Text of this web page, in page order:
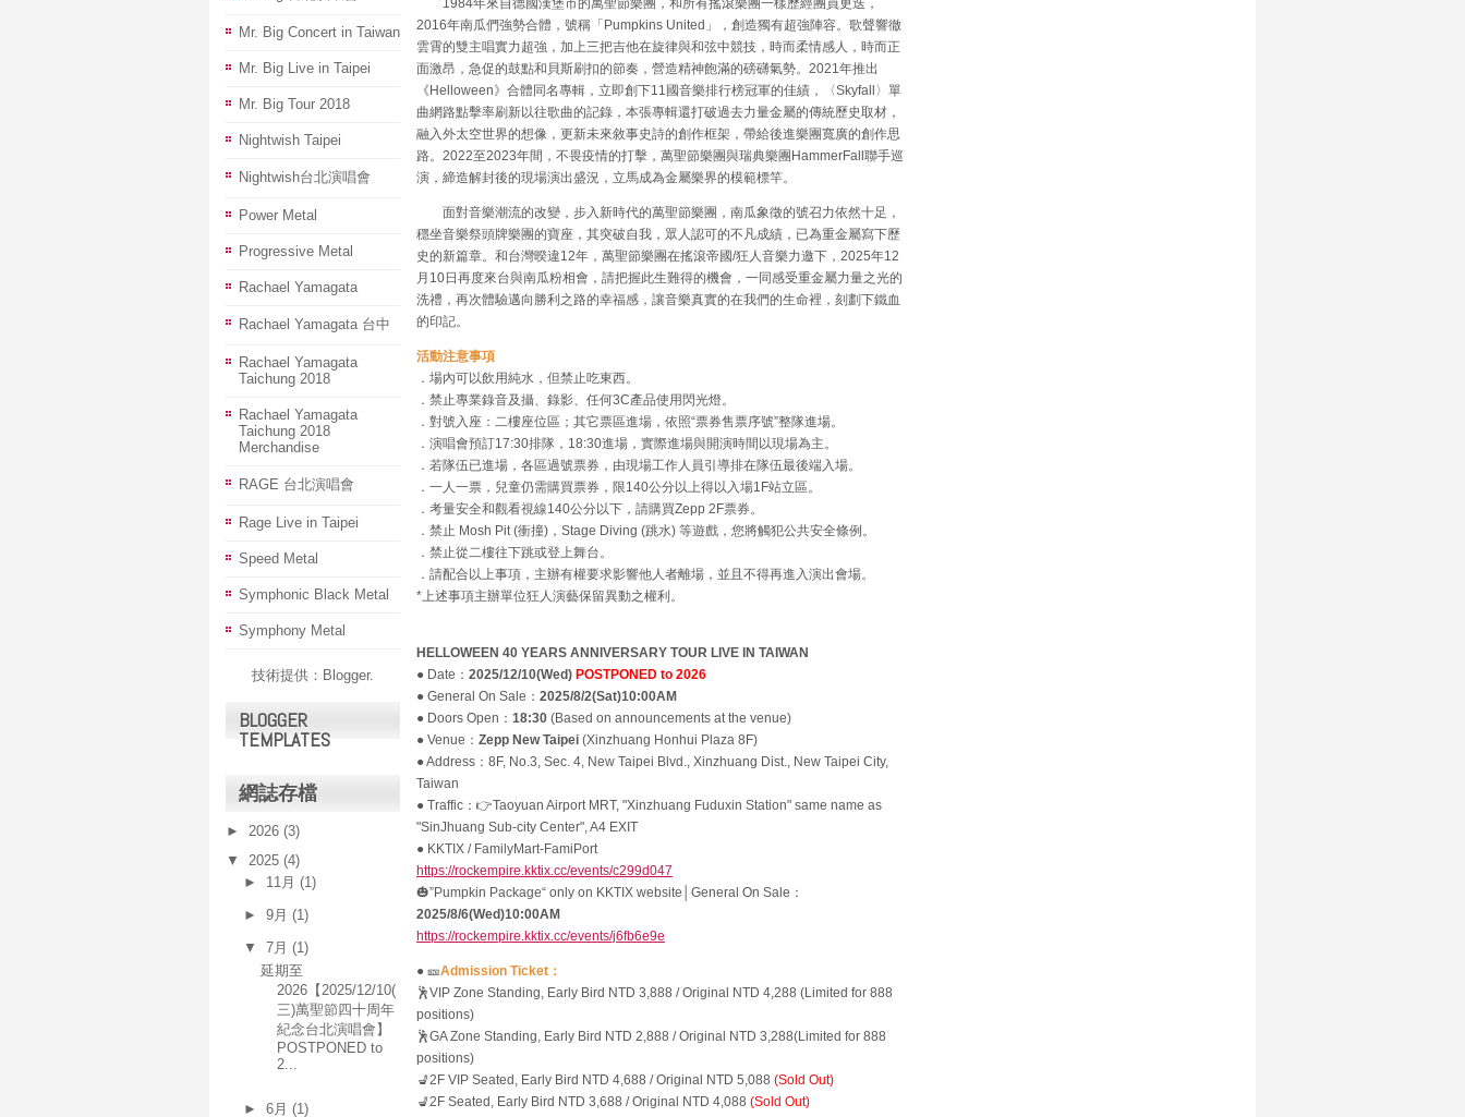
Mr. Big Concert in Taiwan
Mr. Big Live in Taipei
Mr. Big Tour 2018
Nightwish Taipei
Nightwish台北演唱會
Power Metal
Progressive Metal
Rachael Yamagata
Rachael Yamagata 台中
Rachael Yamagata
Taichung 2018
Rachael Yamagata
Taichung 2018
Merchandise
RAGE 台北演唱會
Rage Live in Taipei
Speed Metal
Symphonic Black Metal
Symphony Metal
技術提供： Blogger.
BLOGGER
TEMPLATES
網誌存檔
► 2026 (3)
▼ 2025 (4)
► 11月 (1)
► 9月 (1)
▼ 7月 (1)
延期至
2026【2025/12/10(
三)萬聖節四十周年
紀念台北演唱會】
POSTPONED to
2...
► 6月 (1)
1984年來自德國漢堡市的萬聖節樂團，和所有搖滾樂團一樣歷經團員更迭，
2016年南瓜們強勢合體，號稱「Pumpkins United」，創造獨有超強陣容。歌聲響徹
雲霄的雙主唱實力超強，加上三把吉他在旋律與和弦中競技，時而柔情感人，時而正
面激昂，急促的鼓點和貝斯刷扣的節奏，營造精神飽滿的磅礴氣勢。2021年推出
《Helloween》合體同名專輯，立即創下11國音樂排行榜冠軍的佳績，〈Skyfall〉單
曲網路點擊率刷新以往歌曲的記錄，本張專輯還打破過去力量金屬的傳統歷史取材，
融入外太空世界的想像，更新未來敘事史詩的創作框架，帶給後進樂團寬廣的創作思
路。2022至2023年間，不畏疫情的打擊，萬聖節樂團與瑞典樂團HammerFall聯手巡
演，締造解封後的現場演出盛況，立馬成為金屬樂界的模範標竿。
面對音樂潮流的改變，步入新時代的萬聖節樂團，南瓜象徵的號召力依然十足，
穩坐音樂祭頭牌樂團的寶座，其突破自我，眾人認可的不凡成績，已為重金屬寫下歷
史的新篇章。和台灣暌違12年，萬聖節樂團在搖滾帝國/狂人音樂力邀下，2025年12
月10日再度來台與南瓜粉相會，請把握此生難得的機會，一同感受重金屬力量之光的
洗禮，再次體驗邁向勝利之路的幸福感，讓音樂真實的在我們的生命裡，刻劃下鐵血
的印記。
活動注意事項
．場內可以飲用純水，但禁止吃東西。
．禁止專業錄音及攝、錄影、任何3C產品使用閃光燈。
．對號入座：二樓座位區；其它票區進場，依照“票券售票序號”整隊進場。
．演唱會預訂17:30排隊，18:30進場，實際進場與開演時間以現場為主。
．若隊伍已進場，各區過號票券，由現場工作人員引導排在隊伍最後端入場。
．一人一票，兒童仍需購買票券，限140公分以上得以入場1F站立區。
．考量安全和觀看視線140公分以下，請購買Zepp 2F票券。
．禁止 Mosh Pit (衝撞)，Stage Diving (跳水) 等遊戲，您將觸犯公共安全條例。
．禁止從二樓往下跳或登上舞台。
．請配合以上事項，主辦有權要求影響他人者離場，並且不得再進入演出會場。
*上述事項主辦單位狂人演藝保留異動之權利。
HELLOWEEN 40 YEARS ANNIVERSARY TOUR LIVE IN TAIWAN
● Date： 2025/12/10(Wed) POSTPONED to 2026
● General On Sale： 2025/8/2(Sat)10:00AM
● Doors Open： 18:30 (Based on announcements at the venue)
● Venue： Zepp New Taipei (Xinzhuang Honhui Plaza 8F)
● Address：8F, No.3, Sec. 4, New Taipei Blvd., Xinzhuang Dist., New Taipei City,
Taiwan
● Traffic：👉Taoyuan Airport MRT, "Xinzhuang Fuduxin Station" same name as
"SinJhuang Sub-city Center", A4 EXIT
● KKTIX / FamilyMart-FamiPort
https://rockempire.kktix.cc/events/c299d047
🎃”Pumpkin Package“ only on KKTIX website│General On Sale：
2025/8/6(Wed)10:00AM
https://rockempire.kktix.cc/events/j6fb6e9e
● 🎫Admission Ticket：
🕺VIP Zone Standing, Early Bird NTD 3,888 / Original NTD 4,288 (Limited for 888
positions)
🕺GA Zone Standing, Early Bird NTD 2,888 / Original NTD 3,288(Limited for 888
positions)
💺2F VIP Seated, Early Bird NTD 4,688 / Original NTD 5,088 (Sold Out)
💺2F Seated, Early Bird NTD 3,688 / Original NTD 4,088 (Sold Out)